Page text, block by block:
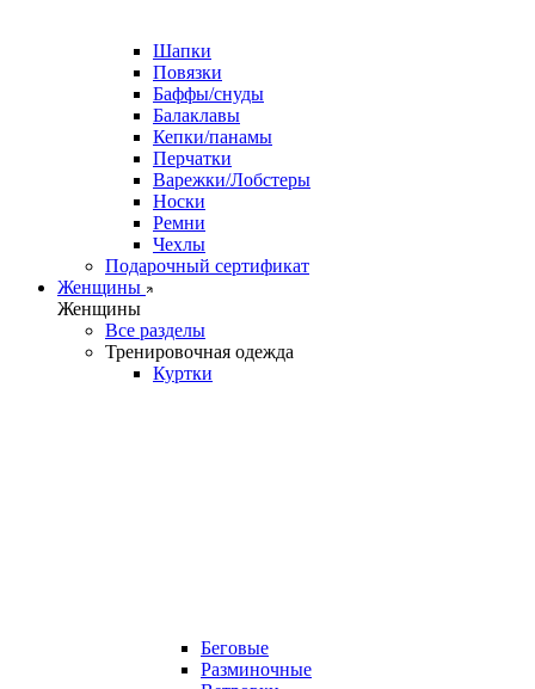
Шапки
Повязки
Баффы/снуды
Балаклавы
Кепки/панамы
Перчатки
Варежки/Лобстеры
Носки
Ремни
Чехлы
Подарочный сертификат
Женщины
Женщины
Все разделы
Тренировочная одежда
Куртки
Беговые
Разминочные